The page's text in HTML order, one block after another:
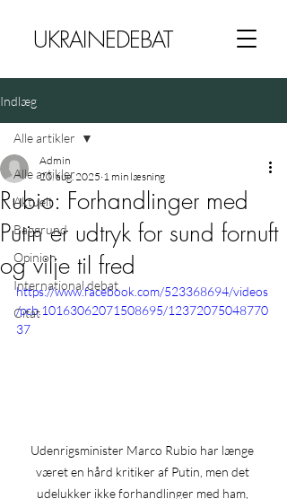
UKRAINEDEBAT
Indlæg
Alle artikler
Aktuelt
Baggrund
Opinion
International debat
Citat
Alle artikler
Rubio: Forhandlinger med
Putin er udtryk for sund fornuft
og vilje til fred
Admin
20. aug. 2025 1 min læsning
https://www.facebook.com/523368694/videos
/pcb.10163062071508695/12372075048770
37
Udenrigsminister Marco Rubio har længe
været en hård kritiker af Putin, men det
udelukker ikke forhandlinger med ham,